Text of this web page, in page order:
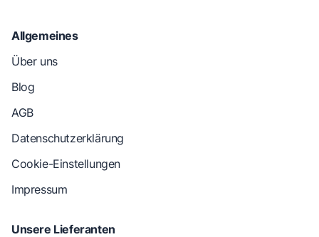
Allgemeines
Über uns
Blog
AGB
Datenschutzerklärung
Cookie-Einstellungen
Impressum
Unsere Lieferanten